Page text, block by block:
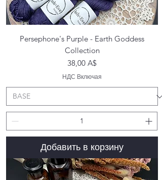
Persephone's Purple - Earth Goddess
Collection
Цена
38,00 A$
НДС Включая
Добавить в корзину